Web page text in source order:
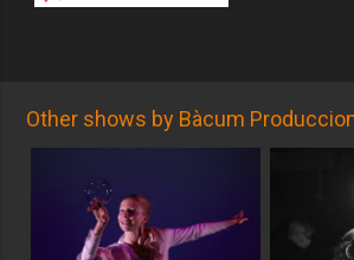
Other shows by Bàcum